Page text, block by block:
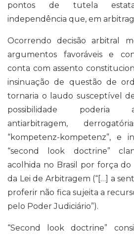
pontos de tutela
independência que, em
Ocorrendo decisão arbitral
argumentos favoráveis e
conta com assento
insinuação de questão de
tornaria o laudo susceptível
possibilidade poderia
antiarbitragem,
“kompetenz-kompetenz”, e
“second look doctrine”
acolhida no Brasil por força do
da Lei de Arbitragem (“[…] a
proferir não fica sujeita a
pelo Poder Judiciário”).
“Second look doctrine”